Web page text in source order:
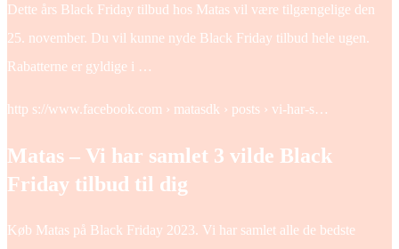
Dette års Black Friday tilbud hos Matas vil være tilgængelige den
25. november. Du vil kunne nyde Black Friday tilbud hele ugen.
Rabatterne er gyldige i …
http s://www.facebook.com › matasdk › posts › vi-har-s…
Matas – Vi har samlet 3 vilde Black
Friday tilbud til dig
Køb Matas på Black Friday 2023. Vi har samlet alle de bedste